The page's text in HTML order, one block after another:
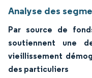
Analyse des
Par source de
soutiennent une
vieillissement
des particuliers